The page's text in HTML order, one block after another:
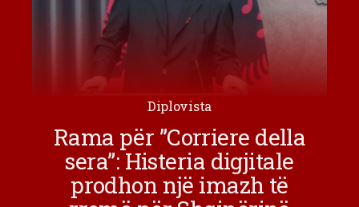
Diplovista
Rama për ”Corriere della
sera”: Histeria digjitale
prodhon një imazh të